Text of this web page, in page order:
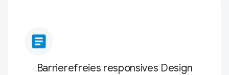
article
Barrierefreies responsives Design